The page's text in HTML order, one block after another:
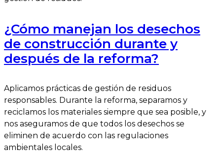
¿Cómo manejan los desechos
de construcción durante y
después de la reforma?
Aplicamos prácticas de gestión de residuos
responsables. Durante la reforma, separamos y
reciclamos los materiales siempre que sea posible, y
nos aseguramos de que todos los desechos se
eliminen de acuerdo con las regulaciones
ambientales locales.